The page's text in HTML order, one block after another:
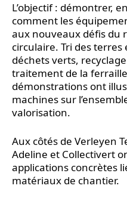
L’objectif : démontrer,
comment les
aux nouveaux défis du
circulaire. Tri des
déchets verts,
traitement de la
démonstrations ont
machines sur
valorisation.
Aux côtés de Verleyen
Adeline et Collectivert
applications concrètes
matériaux de chantier.